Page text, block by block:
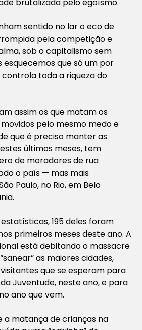
sentido no lar o eco de
pela competição e
sob o capitalismo sem
esquecemos que só um por
toda a riqueza do
assim os que matam os
pelo mesmo medo e
que é preciso manter as
últimos meses, tem
de moradores de rua
o país — mas mais
Paulo, no Rio, em Belo
195 deles foram
primeiros meses deste ano. A
está debitando o massacre
as maiores cidades,
que se esperam para
Juventude, neste ano, e para
ano que vem.
a matança de crianças na